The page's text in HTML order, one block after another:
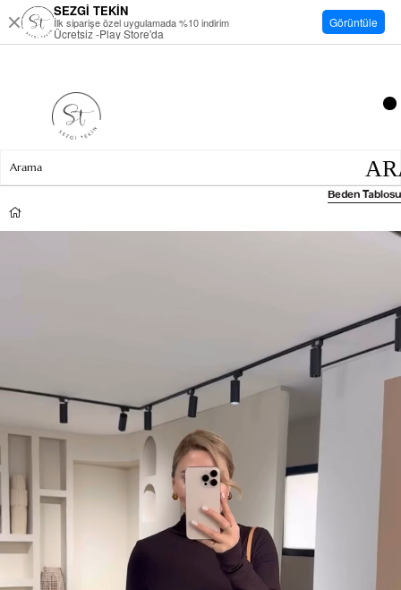
Beden Tablosu
SEZGİ TEKİN
İlk siparişe özel uygulamada %10 indirim
Ücretsiz -Play Store'da
Görüntüle